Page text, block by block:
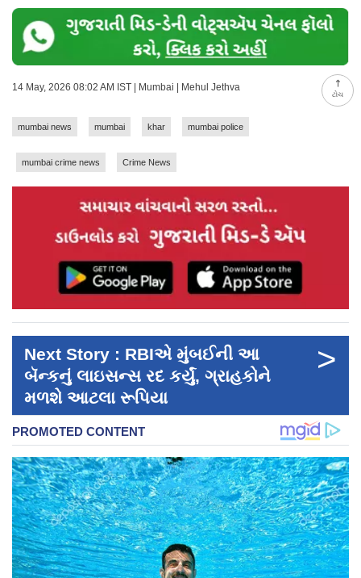
ટોચ
14 May, 2026 08:02 AM IST | Mumbai | Mehul Jethva
mumbai news mumbai khar mumbai police
mumbai crime news Crime News
Next Story : RBIએ મુંબઈની આ
બૅન્કનું લાઇસન્સ રદ કર્યું, ગ્રાહકોને
મળશે આટલા રૂપિયા
>